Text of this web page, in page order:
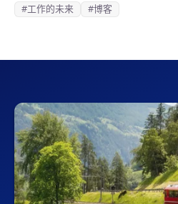
#工作的未来 #博客